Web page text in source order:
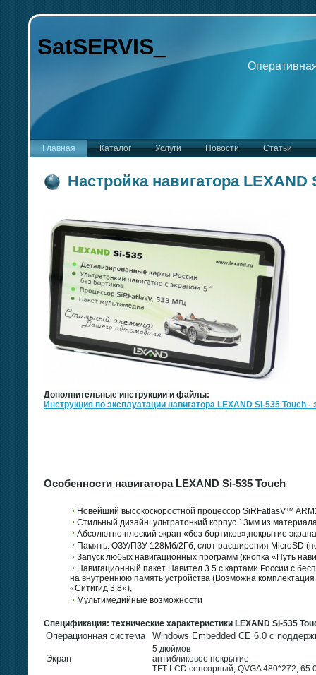
SatSERVIS_
Главная Каталог Услуги Новости Статьи
Настройка навигатора LEXAND
Дополнительные инструкции и файлы:
Инструкция по эксплуатации навигатора LEXAND Si-535 Touch -
Особенности навигатора LEXAND Si-535 Touch
Новейший высокоскоростной процессор SiRFatlasV™
Стильный дизайн: ультратонкий корпус 13мм из
Абсолютно плоский экран «без бортиков»,покрытие
Память: ОЗУ/ПЗУ 128Мб/2Гб, слот расширения MicroSD
Запуск любых навигационных программ (кнопка «Путь
Навигационный пакет Навител 3.5 с картами России с
на внутреннюю память устройства (Возможна
«Ситигид 3.8»),
Мультимедийные возможности
Спецификация: технические характеристики LEXAND Si-535
Операционная система Windows Embedded CE 6.0 с
Экран
5 дюймов
антибликовое покрытие
TFT-LCD сенсорный, QVGA 480*272, 65